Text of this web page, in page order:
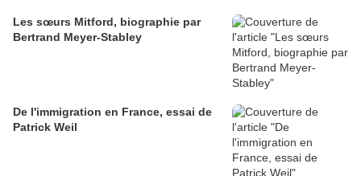
Les sœurs Mitford, biographie par
Bertrand Meyer-Stabley
De l'immigration en France, essai de
Patrick Weil